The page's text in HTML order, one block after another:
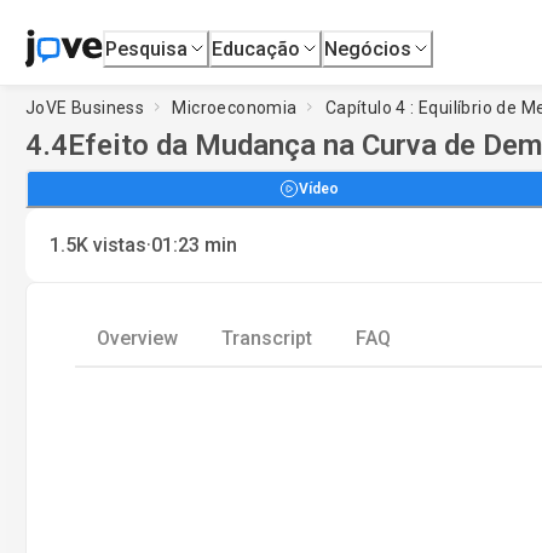
Pesquisa Educação Negócios
JoVE Business Microeconomia Capítulo 4 : Equilíbrio de
4.4Efeito da Mudança na Curva de
Vídeo
1.5K vistas·01:23 min
Overview Transcript FAQ